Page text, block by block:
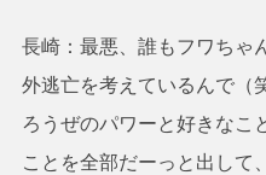
長崎：最悪、誰もフワちゃ
外逃亡を考えているんで（
ろうぜのパワーと好きなこ
ことを全部だーっと出して